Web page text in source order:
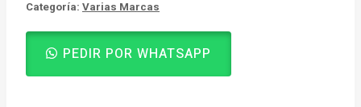
Categoría: Varias Marcas
PEDIR POR WHATSAPP